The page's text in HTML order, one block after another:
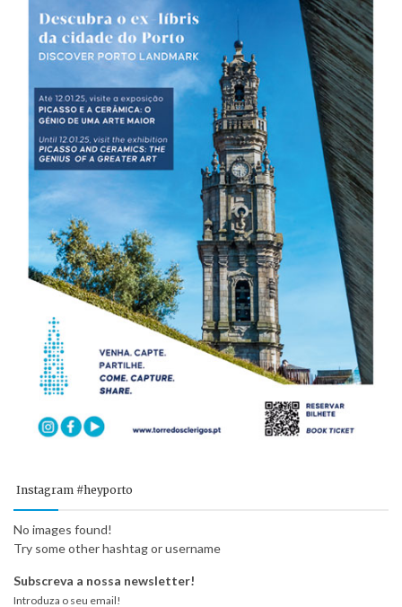
Instagram #heyporto
No images found!
Try some other hashtag or username
Subscreva a nossa newsletter!
Introduza o seu email!